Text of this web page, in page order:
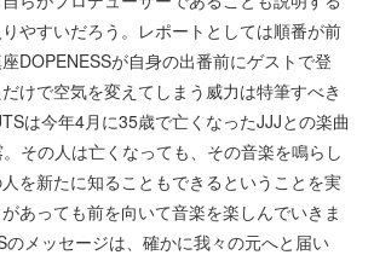
やすいだろう。レポートとしては順番が前
DOPENESSが自身の出番前にゲストで登
けで空気を変えてしまう威力は特筆すべき
は今年4月に35歳で亡くなったJJJとの楽曲
。その人は亡くなっても、その音楽を鳴らし
を新たに知ることもできるということを実
あっても前を向いて音楽を楽しんでいきま
のメッセージは、確かに我々の元へと届い